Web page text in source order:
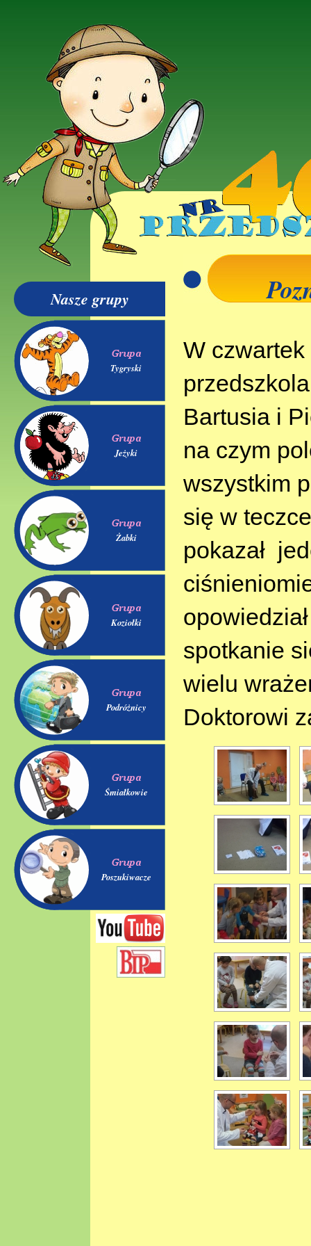
Nasze grupy
Tygryski
Jeżyki
Żabki
Koziołki
Podróżnicy
Śmiałkowie
Poszukiwacze
W czwartek
Bartusia i
na czym
wszystkim
się w
pokazał
spotkanie
wielu
Doktorowi